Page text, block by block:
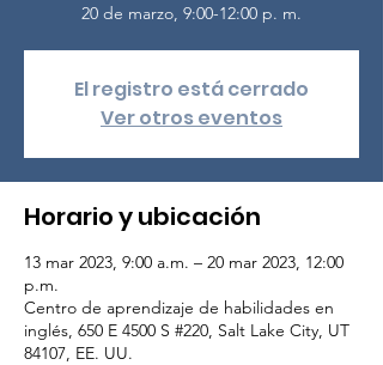
20 de marzo, 9:00-12:00 p. m.
El registro está cerrado
Ver otros eventos
Horario y ubicación
13 mar 2023, 9:00 a.m. – 20 mar 2023, 12:00
p.m.
Centro de aprendizaje de habilidades en
inglés, 650 E 4500 S #220, Salt Lake City, UT
84107, EE. UU.